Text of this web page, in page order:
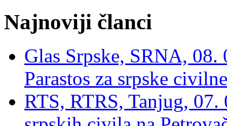
Najnoviji članci
Glas Srpske, SRNA,
Parastos za srpske
RTS, RTRS, Tanjug,